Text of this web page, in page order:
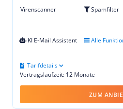
Virenscanner
Spamfilter
KI E-Mail Assistent
Alle
Vertragslaufzeit: 12 Monate
Tarifdetails
ZUM